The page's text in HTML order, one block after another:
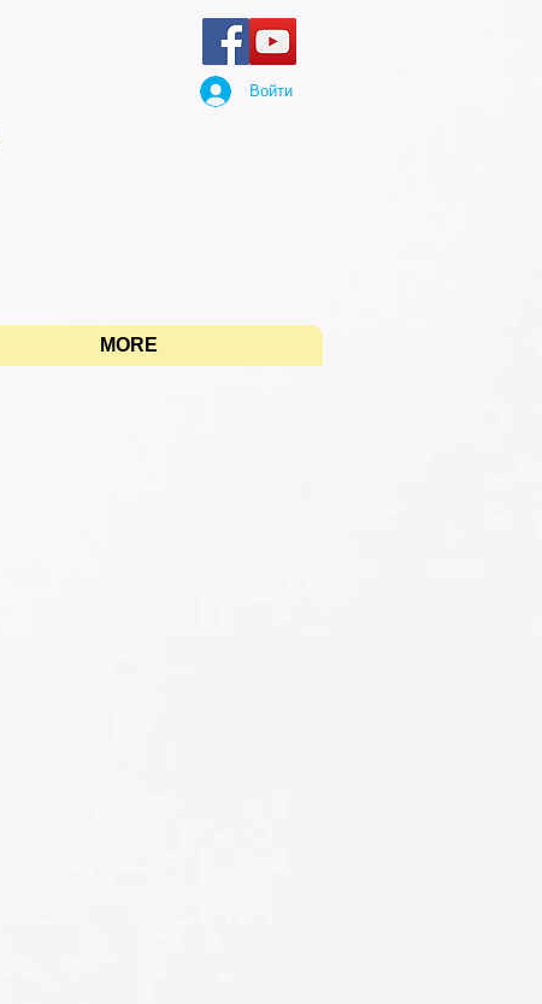
Войти
MORE